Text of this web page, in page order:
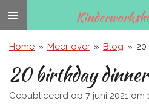
Ga
naar
hoofdinhoud
Home » Meer over » Blog »
20 birthday dinner
Gepubliceerd op 7 juni 2021 om